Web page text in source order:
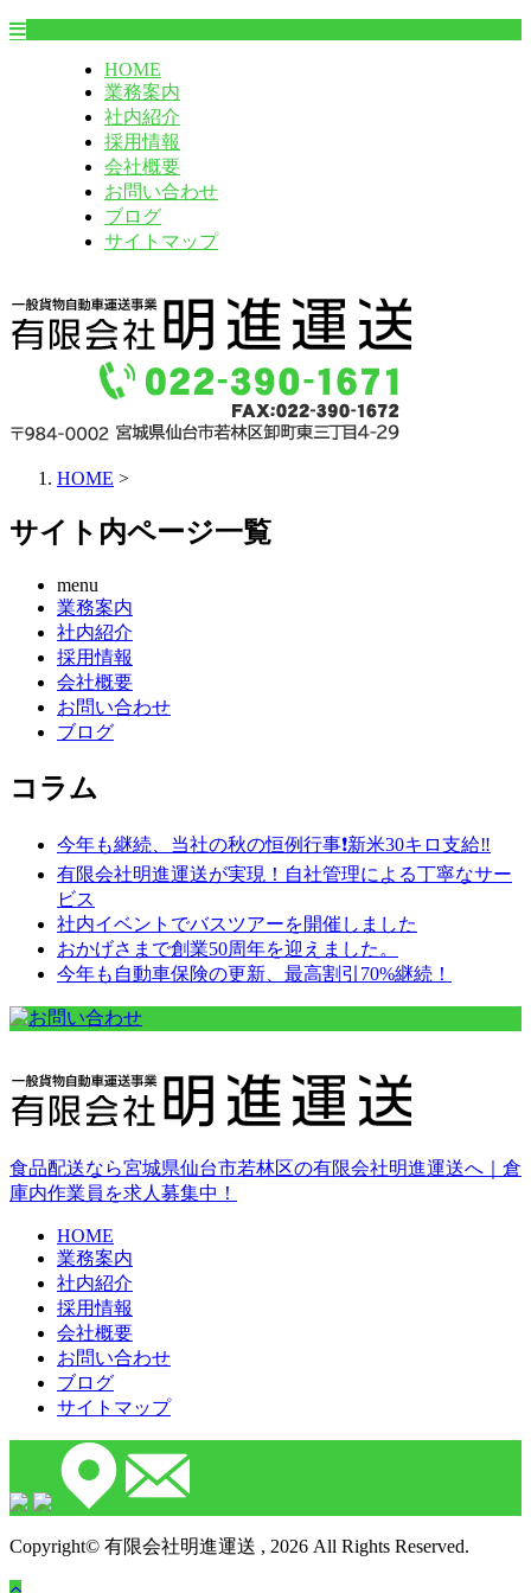
HOME
業務案内
社内紹介
採用情報
会社概要
お問い合わせ
ブログ
サイトマップ
HOME >
サイト内ページ一覧
menu
業務案内
社内紹介
採用情報
会社概要
お問い合わせ
ブログ
コラム
今年も継続、当社の秋の恒例行事❗️新米30キロ支給‼️
有限会社明進運送が実現！自社管理による丁寧なサー
ビス
社内イベントでバスツアーを開催しました
おかげさまで創業50周年を迎えました。
今年も自動車保険の更新、最高割引70%継続！
食品配送なら宮城県仙台市若林区の有限会社明進運送へ｜倉
庫内作業員を求人募集中！
HOME
業務案内
社内紹介
採用情報
会社概要
お問い合わせ
ブログ
サイトマップ
Copyright© 有限会社明進運送 , 2026 All Rights Reserved.